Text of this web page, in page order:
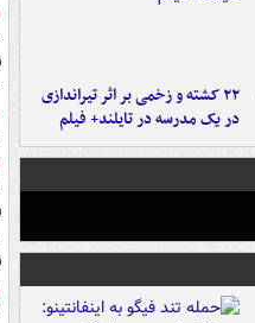
۲۲ کشته و زخمی بر اثر تیراندازی
در یک مدرسه در تایلند+ فیلم